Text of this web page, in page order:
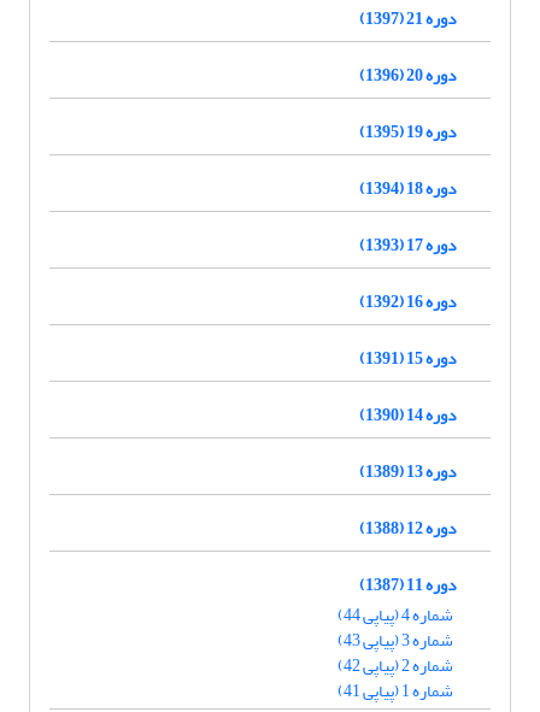
دوره 21 (1397)
دوره 20 (1396)
دوره 19 (1395)
دوره 18 (1394)
دوره 17 (1393)
دوره 16 (1392)
دوره 15 (1391)
دوره 14 (1390)
دوره 13 (1389)
دوره 12 (1388)
دوره 11 (1387)
شماره 4 (پیاپی 44)
شماره 3 (پیاپی 43)
شماره 2 (پیاپی 42)
شماره 1 (پیاپی 41)